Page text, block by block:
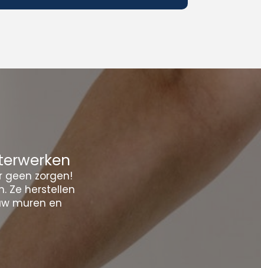
geen zorgen!
Ze herstellen
muren en